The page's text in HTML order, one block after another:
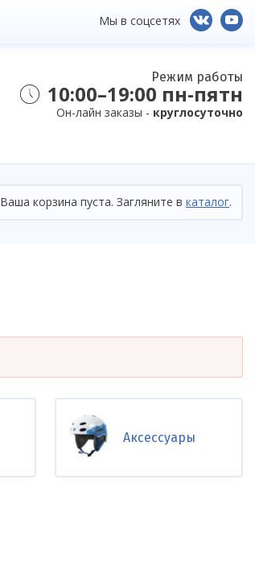
Мы в соцсетях
Режим работы
10:00–19:00 пн-пятн
Он-лайн заказы - круглосуточно
Ваша корзина пуста. Загляните в каталог.
Аксессуары